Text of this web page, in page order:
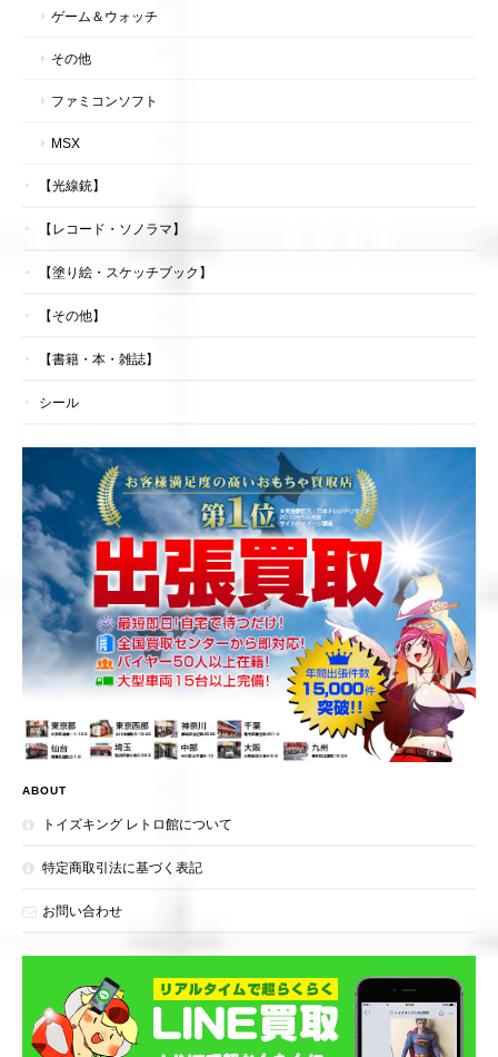
ゲーム＆ウォッチ
その他
ファミコンソフト
MSX
【光線銃】
【レコード・ソノラマ】
【塗り絵・スケッチブック】
【その他】
【書籍・本・雑誌】
シール
ABOUT
トイズキング レトロ館について
特定商取引法に基づく表記
お問い合わせ